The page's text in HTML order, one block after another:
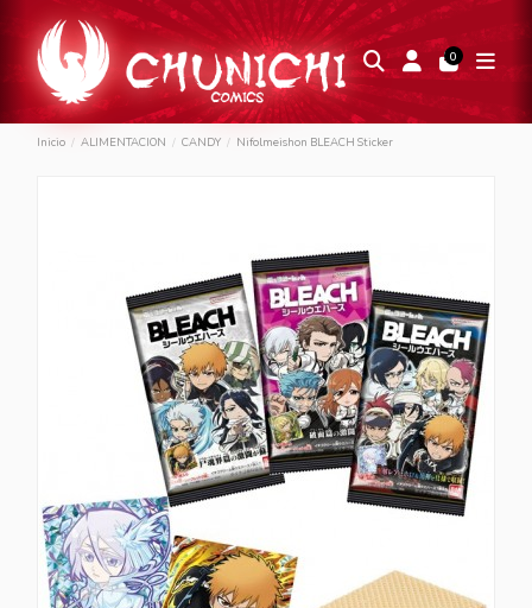
0
Inicio ALIMENTACION CANDY Nifolmeishon BLEACH Sticker